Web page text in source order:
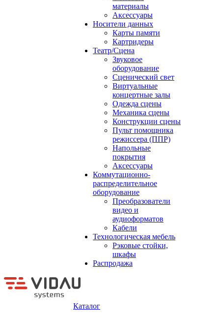
материалы
Аксессуары
Носители данных
Карты памяти
Картридеры
Театр/Сцена
Звуковое
оборудование
Сценический свет
Виртуальные
концертные залы
Одежда сцены
Механика сцены
Конструкции сцены
Пульт помощника
режиссера (ППР)
Напольные
покрытия
Аксессуары
Коммутационно-
распределительное
оборудование
Преобразователи
видео и
аудиоформатов
Кабели
Технологическая мебель
Рэковые стойки,
шкафы
Распродажа
Каталог